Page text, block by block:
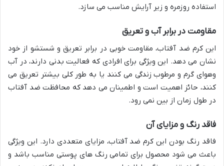
استفاده روزمره و زیر آرایش مناسب می سازد.
مقاومت در برابر آب و تعریق
این کرم ضد آفتاب، مقاومت خوبی در برابر تعریق و شستشو از خود
نشان می دهد. این ویژگی برای افرادی که فعالیت بدنی دارند، در آب
وهوای گرم و مرطوب زندگی می کنند یا به طور کلی بیشتر تعریق می
کنند، حائز اهمیت است و اطمینان می دهد که محافظت ضد آفتاب
در طول زمان از بین نمی رود.
فاقد رنگ و مزایای آن
فاقد رنگ بودن این کرم ضد آفتاب، مزایای متعددی دارد. این ویژگی
باعث می شود محصول برای تمامی رنگ های پوستی مناسب باشد و